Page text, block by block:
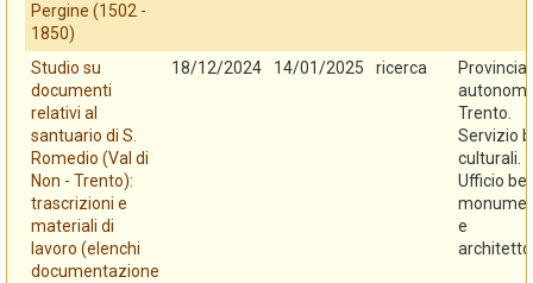
Pergine (1502 -
1850)
Studio su
documenti
relativi al
santuario di S.
Romedio (Val di
Non - Trento):
trascrizioni e
materiali di
lavoro (elenchi
documentazione
18/12/2024 14/01/2025 ricerca
Provincia
Trento.
Servizio
culturali.
Ufficio
e